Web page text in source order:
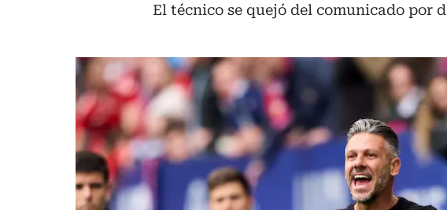
El técnico se quejó del comunicado por